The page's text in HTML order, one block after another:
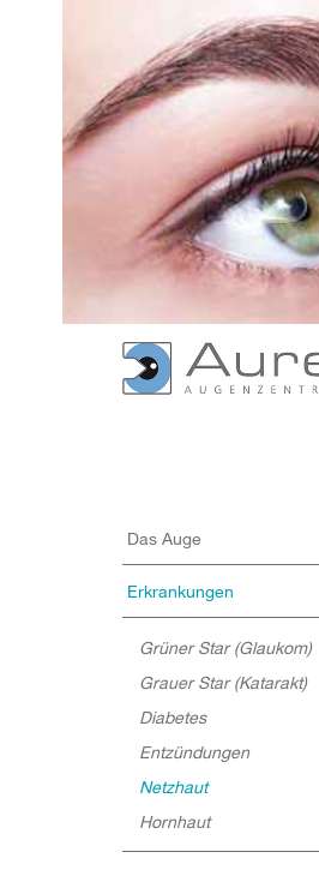
Das Auge
Erkrankungen
Grüner Star (Glaukom)
Grauer Star (Katarakt)
Diabetes
Entzündungen
Netzhaut
Hornhaut